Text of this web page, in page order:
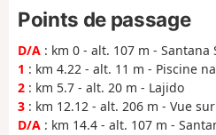
Points de passage
D/A : km 0 - alt. 107 m - Santana
1 : km 4.22 - alt. 11 m - Piscine
2 : km 5.7 - alt. 20 m - Lajido
3 : km 12.12 - alt. 206 m - Vue
D/A : km 14.4 - alt. 107 m -